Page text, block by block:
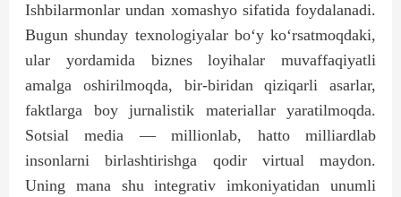
Ishbilarmonlar undan xomashyo sifatida foydalanadi.
Bugun shunday texnologiyalar bo‘y ko‘rsatmoqdaki,
ular yordamida biznes loyihalar muvaffaqiyatli
amalga oshirilmoqda, bir-biridan qiziqarli asarlar,
faktlarga boy jurnalistik materiallar yaratilmoqda.
Sotsial media — millionlab, hatto milliardlab
insonlarni birlashtirishga qodir virtual maydon.
Uning mana shu integrativ imkoniyatidan unumli